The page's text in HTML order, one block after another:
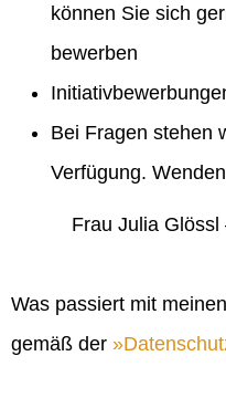
können Sie sich
bewerben
Bei Fragen stehen
Verfügung.
Frau Julia Glössl –
Was passiert mit
gemäß der